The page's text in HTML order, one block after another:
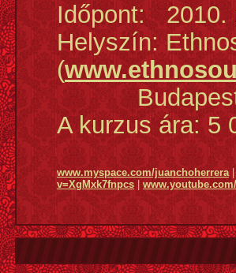
Időpont: 2010.
Helyszín:
(
Budapest,
A kurzus ára: 5
www.myspace.com/juanchoherrera|
v=XgMxk7fnpcs|